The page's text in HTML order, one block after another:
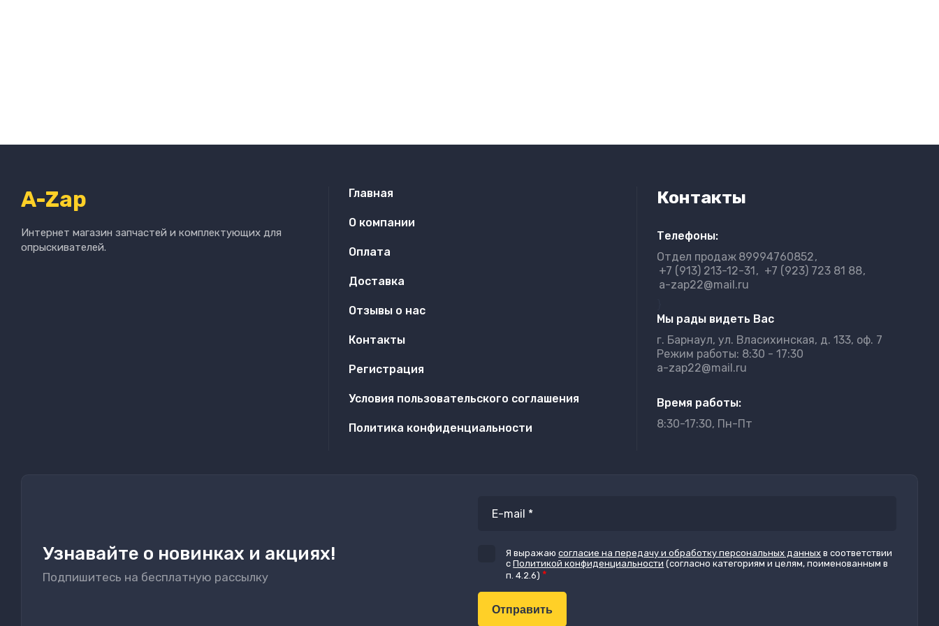
A-Zap
Интернет магазин запчастей и комплектующих для
опрыскивателей.
Главная
О компании
Оплата
Доставка
Отзывы о нас
Контакты
Регистрация
Условия пользовательского соглашения
Политика конфиденциальности
Контакты
Телефоны:
Отдел продаж 89994760852
+7 (913) 213-12-31
+7 (923) 723 81 88
a-zap22@mail.ru
Мы рады видеть Вас
г. Барнаул, ул. Власихинская, д. 133, оф. 7
Режим работы: 8:30 - 17:30
a-zap22@mail.ru
Время работы:
8:30-17:30, Пн-Пт
Узнавайте о новинках и акциях!
Подпишитесь на бесплатную рассылку
Я выражаюсогласие на передачу и обработку персональных данных в соответствии
сПолитикой конфиденциальности (согласно категориям и целям, поименованным в
п. 4.2.6)​​​​​​ *
Отправить